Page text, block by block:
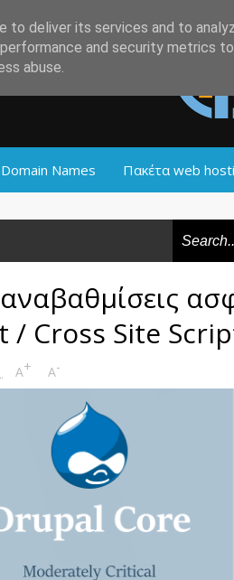
Domain Names Πακέτα web
Cross Site
A+ A-
to deliver its services and to
and security metrics
abuse.